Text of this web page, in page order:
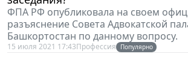
ФПА РФ опубликовала на своем
разъяснение Совета Адвокатской
Башкортостан по данному вопросу.
15 июля 2021 17:43Профессия Популярно